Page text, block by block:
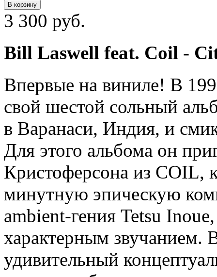
В корзину
3 300 руб.
Bill Laswell feat. Coil -
Впервые на виниле! В
свой шестой сольный
в Варанаси, Индия, и
Для этого альбома он
Кристоферсона из COIL,
минутную эпическую
ambient-гения Tetsu
характерным звучанием.
удивительный